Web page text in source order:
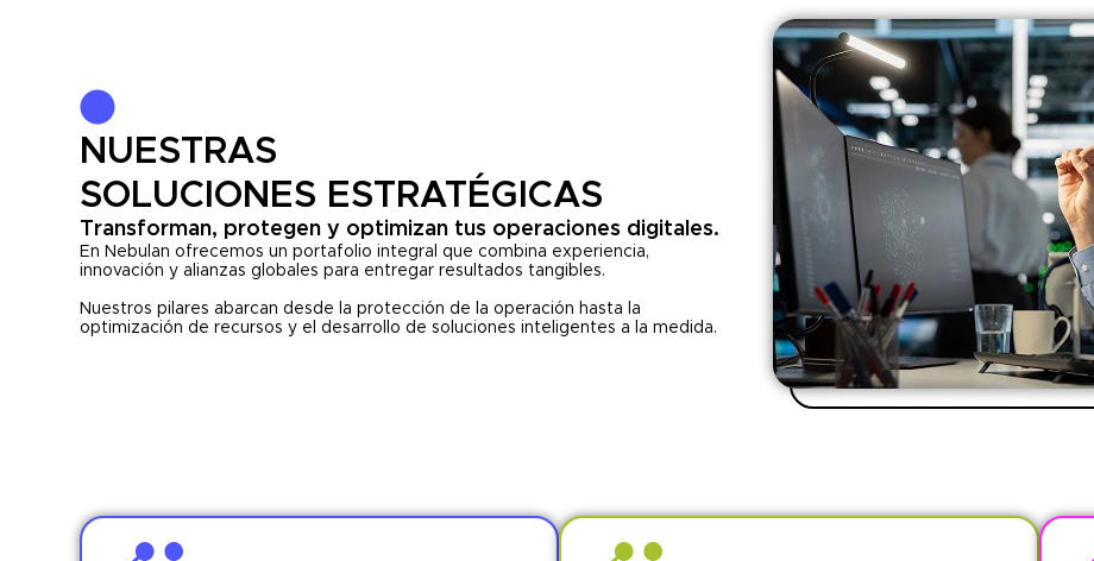
NUESTRAS
SOLUCIONES ESTRATÉGICAS
Transforman, protegen y optimizan tus operaciones digitales.
En Nebulan ofrecemos un portafolio integral que combina experiencia,
innovación y alianzas globales para entregar resultados tangibles.
Nuestros pilares abarcan desde la protección de la operación hasta la
optimización de recursos y el desarrollo de soluciones inteligentes a la medida.